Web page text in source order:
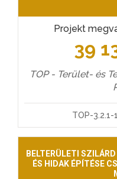
Projekt
39
TOP - Terület- és
TOP-
BELTERÜLETI
ÉS HIDAK ÉPÍTÉSE